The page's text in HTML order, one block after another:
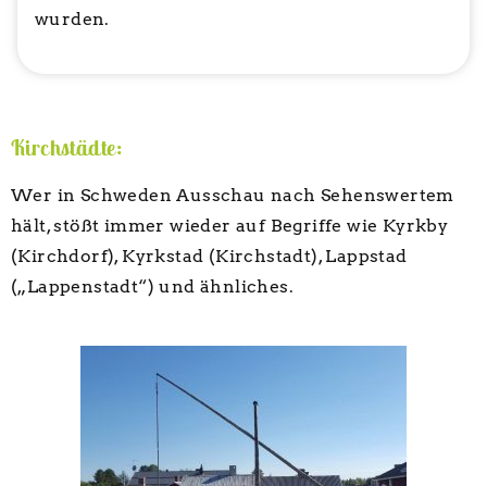
wurden.
Kirchstädte:
Wer in Schweden Ausschau nach Sehenswertem
hält, stößt immer wieder auf Begriffe wie Kyrkby
(Kirchdorf), Kyrkstad (Kirchstadt), Lappstad
(„Lappenstadt“) und ähnliches.